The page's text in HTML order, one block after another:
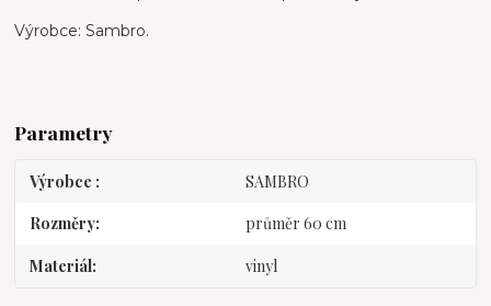
Výrobce: Sambro.
Parametry
Výrobce SAMBRO
Rozměry průměr 60 cm
Materiál vinyl